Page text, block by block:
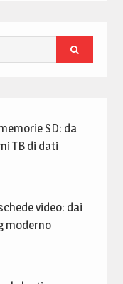
SD: da
TB di dati
video: dai
moderno